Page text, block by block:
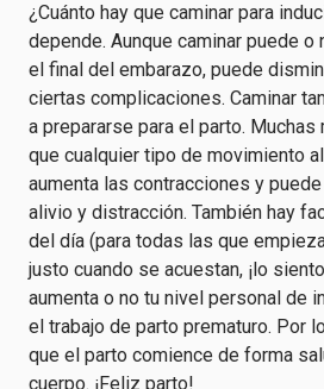
¿Cuánto hay que caminar para
depende. Aunque caminar puede o
el final del embarazo, puede
ciertas complicaciones. Caminar
a prepararse para el parto.
que cualquier tipo de movimiento
aumenta las contracciones y
alivio y distracción. También hay
del día (para todas las que
justo cuando se acuestan, ¡lo
aumenta o no tu nivel personal de
el trabajo de parto prematuro. Por
que el parto comience de forma
cuerpo. ¡Feliz parto!